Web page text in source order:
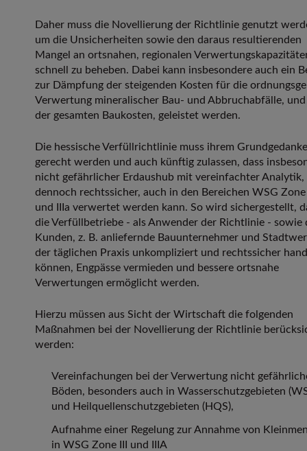
Daher muss die Novellierung der Richtlinie genutzt
um die Unsicherheiten sowie den daraus resultierenden
Mangel an ortsnahen, regionalen
schnell zu beheben. Dabei kann insbesondere auch ein
zur Dämpfung der steigenden Kosten für die
Verwertung mineralischer Bau- und Abbruchabfälle,
der gesamten Baukosten, geleistet werden.
Die hessische Verfüllrichtlinie muss ihrem
gerecht werden und auch künftig zulassen, dass
nicht gefährlicher Erdaushub mit vereinfachter Analytik,
dennoch rechtssicher, auch in den Bereichen WSG Zone
und IIIa verwertet werden kann. So wird sichergestellt,
die Verfüllbetriebe - als Anwender der Richtlinie - sowie
Kunden, z. B. anliefernde Bauunternehmer und
der täglichen Praxis unkompliziert und rechtssicher
können, Engpässe vermieden und bessere ortsnahe
Verwertungen ermöglicht werden.
Hierzu müssen aus Sicht der Wirtschaft die folgenden
Maßnahmen bei der Novellierung der Richtlinie
werden:
Vereinfachungen bei der Verwertung nicht
Böden, besonders auch in Wasserschutzgebieten
und Heilquellenschutzgebieten (HQS),
Aufnahme einer Regelung zur Annahme von
in WSG Zone III und IIIA